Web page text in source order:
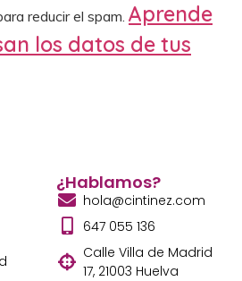
reducir el spam. Aprende
los datos de tus
¿Hablamos?
hola@cintinez.com
647 055 136
Calle Villa de Madrid
17, 21003 Huelva